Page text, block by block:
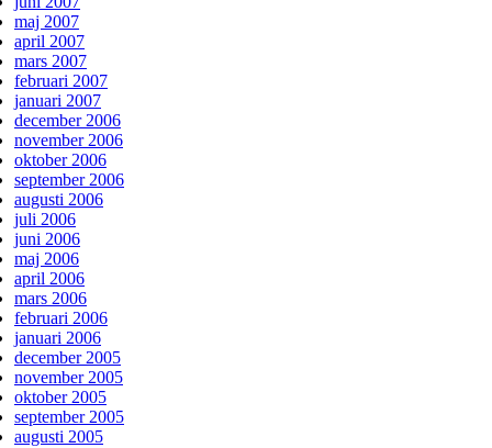
maj 2007
april 2007
mars 2007
februari 2007
januari 2007
december 2006
november 2006
oktober 2006
september 2006
augusti 2006
juli 2006
juni 2006
maj 2006
april 2006
mars 2006
februari 2006
januari 2006
december 2005
november 2005
oktober 2005
september 2005
augusti 2005